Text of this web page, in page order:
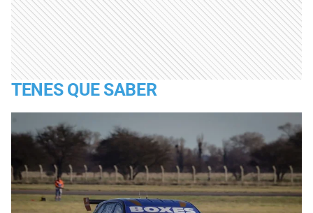
TENES QUE SABER